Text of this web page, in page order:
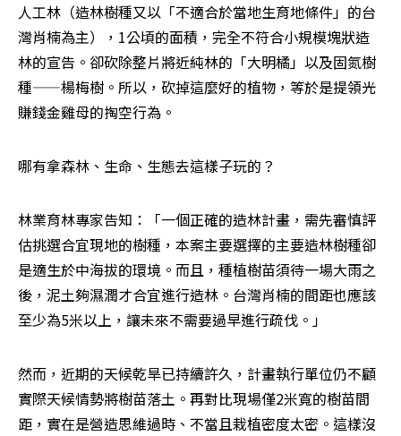
人工林（造林樹種又以「不適合於當地生育地條件」的台
灣肖楠為主），1公頃的面積，完全不符合小規模塊狀造
林的宣告。卻砍除整片將近純林的「大明橘」以及固氮樹
種——楊梅樹。所以，砍掉這麼好的植物，等於是提領光
賺錢金雞母的掏空行為。
哪有拿森林、生命、生態去這樣子玩的？
林業育林專家告知：「一個正確的造林計畫，需先審慎評
估挑選合宜現地的樹種，本案主要選擇的主要造林樹種卻
是適生於中海拔的環境。而且，種植樹苗須待一場大雨之
後，泥土夠濕潤才合宜進行造林。台灣肖楠的間距也應該
至少為5米以上，讓未來不需要過早進行疏伐。」
然而，近期的天候乾旱已持續許久，計畫執行單位仍不顧
實際天候情勢將樹苗落土。再對比現場僅2米寬的樹苗間
距，實在是營造思維過時、不當且栽植密度太密。這樣沒